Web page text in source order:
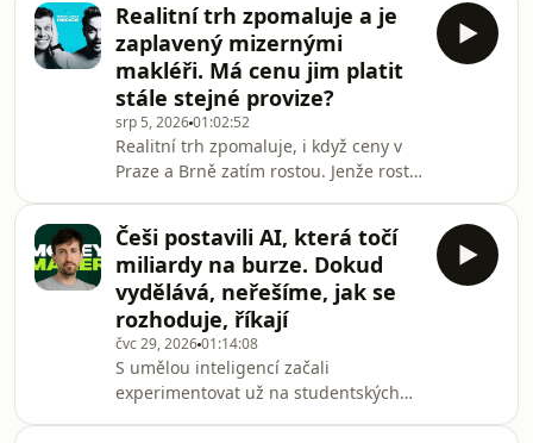
Realitní trh zpomaluje a je
zaplavený mizernými
makléři. Má cenu jim platit
stále stejné provize?
srp 5, 202601:02:52
Realitní trh zpomaluje, i když ceny v
Praze a Brně zatím rostou. Jenže roste
naráží na svůj strop. Navíc řada
developerů začíná mít problémy se
sháněním peněz a na trhu je patrné,
že prodávající musí být ochotni jít s
inzerovanou cenou dolů, klidně o 15
procent. Shodli se na tom pravidelní
hosté nemovitostní edice podcastu
Money Maker Hedge Marek Cifr a
Kirill Jura
Češi postavili AI, která točí
miliardy na burze. Dokud
vydělává, neřešíme, jak se
rozhoduje, říkají
čvc 29, 202601:14:08
S umělou inteligencí začali
experimentovat už na studentských